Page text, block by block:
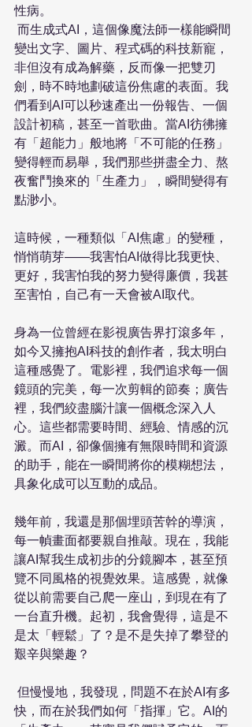
性病。
變出文字、圖片、程式碼的科技新寵，
非但沒有成為解藥，反而像一把雙刃
劍，時不時地劃破這份焦慮的表面。我
們看到AI可以秒速產出一份報告、一個
設計初稿，甚至一首歌曲。當AI彷彿擁
有「超能力」般地將「不可能的任務」
變得輕而易舉，我們那些拼盡全力、熬
夜奮鬥換來的「生產力」，瞬間變得有
點渺小。
這時候，一種類似「AI焦慮」的變種，
悄悄萌芽——我害怕AI做得比我更快、
更好，我害怕我的努力變得廉價，我甚
身為一位曾經在影視廣告界打滾多年，
如今又擁抱AI科技的創作者，我太明白
這種感覺了。電影裡，我們追求每一個
鏡頭的完美，每一次剪輯的節奏；廣告
裡，我們絞盡腦汁讓一個概念深入人
心。這些都需要時間、經驗、情感的沉
澱。而AI，卻像個擁有無限時間和資源
的助手，能在一瞬間將你的模糊想法，
具象化成可以互動的成品。
幾年前，我還是那個埋頭苦幹的導演，
每一幀畫面都要親自推敲。現在，我能
讓AI幫我生成初步的分鏡腳本，甚至預
覽不同風格的視覺效果。這感覺，就像
從以前需要自己爬一座山，到現在有了
一台直升機。起初，我會覺得，這是不
是太「輕鬆」了？是不是失掉了攀登的
艱辛與樂趣？
快，而在於我們如何「指揮」它。AI的